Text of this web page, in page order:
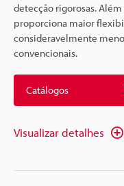
detecção rigorosas.
proporciona maior
consideravelmente
convencionais.
Catálogos
Visualizar detalhes